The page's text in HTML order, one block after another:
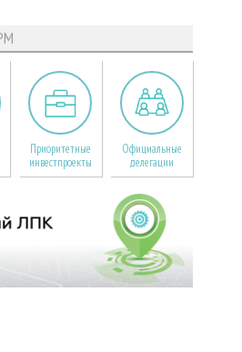
Приоритетные
инвестпроекты
Официальные
делегации